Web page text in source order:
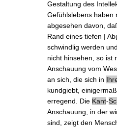
Gestaltung des
Gefühlslebens haben
abgesehen davon,
Rand eines tiefen |
schwindlig werden
nicht hinsehen, so ist
Anschauung vom
an sich, die sich in
kundgiebt,
erregend. Die Kant-
Anschauung , in der
sind, zeigt den